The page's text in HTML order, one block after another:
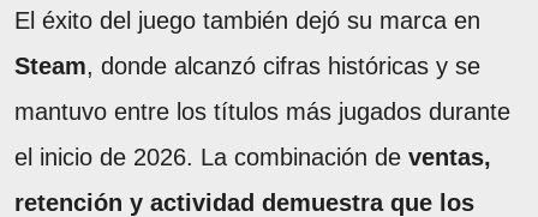
El éxito del juego también dejó su marca en
Steam, donde alcanzó cifras históricas y se
mantuvo entre los títulos más jugados durante
el inicio de 2026. La combinación de ventas,
retención y actividad demuestra que los